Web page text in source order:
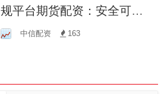
规平台期货配资：安全可
靠，专业高效！
中信配资 163